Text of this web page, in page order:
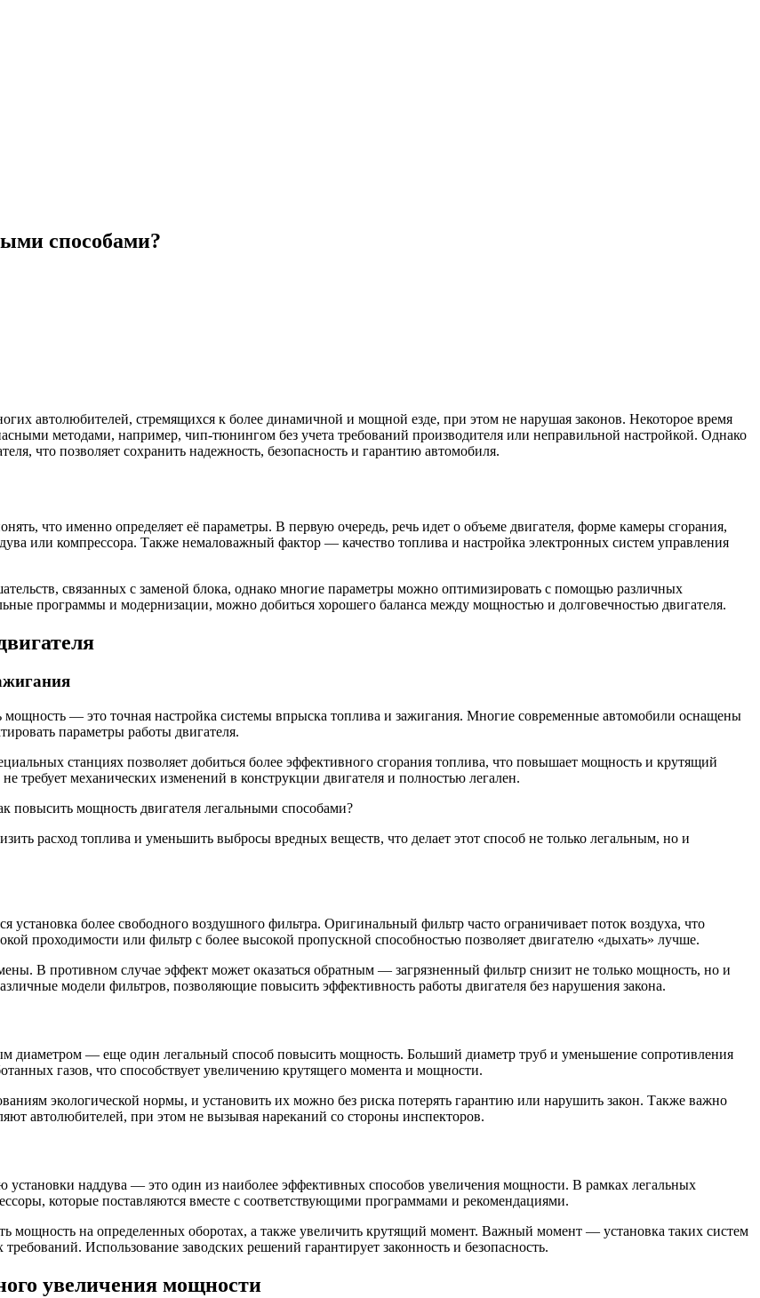
способами?
автолюбителей, стремящихся к более динамичной и мощной езде, при этом не нарушая законов. Некоторое время
методами, например, чип-тюнингом без учета требований производителя или неправильной настройкой. Однако
что позволяет сохранить надежность, безопасность и гарантию автомобиля.
что именно определяет её параметры. В первую очередь, речь идет о объеме двигателя, форме камеры сгорания,
или компрессора. Также немаловажный фактор — качество топлива и настройка электронных систем управления
связанных с заменой блока, однако многие параметры можно оптимизировать с помощью различных
программы и модернизации, можно добиться хорошего баланса между мощностью и долговечностью двигателя.
— это точная настройка системы впрыска топлива и зажигания. Многие современные автомобили оснащены
параметры работы двигателя.
станциях позволяет добиться более эффективного сгорания топлива, что повышает мощность и крутящий
требует механических изменений в конструкции двигателя и полностью легален.
расход топлива и уменьшить выбросы вредных веществ, что делает этот способ не только легальным, но и
более свободного воздушного фильтра. Оригинальный фильтр часто ограничивает поток воздуха, что
проходимости или фильтр с более высокой пропускной способностью позволяет двигателю «дыхать» лучше.
В противном случае эффект может оказаться обратным — загрязненный фильтр снизит не только мощность, но и
модели фильтров, позволяющие повысить эффективность работы двигателя без нарушения закона.
диаметром — еще один легальный способ повысить мощность. Больший диаметр труб и уменьшение сопротивления
газов, что способствует увеличению крутящего момента и мощности.
экологической нормы, и установить их можно без риска потерять гарантию или нарушить закон. Также важно
автолюбителей, при этом не вызывая нареканий со стороны инспекторов.
наддува — это один из наиболее эффективных способов увеличения мощности. В рамках легальных
которые поставляются вместе с соответствующими программами и рекомендациями.
мощность на определенных оборотах, а также увеличить крутящий момент. Важный момент — установка таких систем
Использование заводских решений гарантирует законность и безопасность.
увеличения мощности